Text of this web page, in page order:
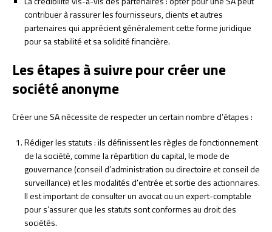
contribuer à rassurer les fournisseurs, clients et autres
partenaires qui apprécient généralement cette forme juridique
pour sa stabilité et sa solidité financière.
Les étapes à suivre pour créer une
société anonyme
Créer une SA nécessite de respecter un certain nombre d’étapes :
Rédiger les statuts : ils définissent les règles de fonctionnement
de la société, comme la répartition du capital, le mode de
gouvernance (conseil d’administration ou directoire et conseil de
surveillance) et les modalités d’entrée et sortie des actionnaires.
Il est important de consulter un avocat ou un expert-comptable
pour s’assurer que les statuts sont conformes au droit des
sociétés.